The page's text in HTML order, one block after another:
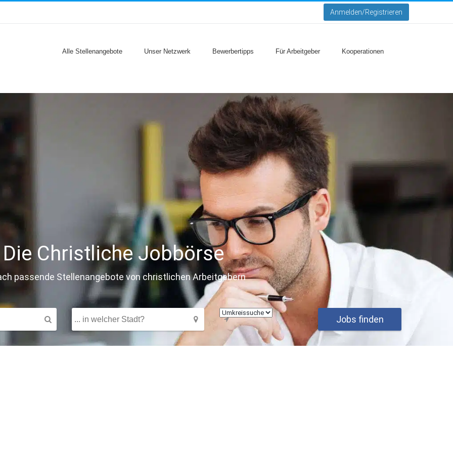
Anmelden/Registrieren
Alle Stellenangebote Unser Netzwerk Bewerbertipps Für Arbeitgeber Kooperationen
Die Christliche Jobbörse
passende Stellenangebote von christlichen Arbeitgebern
Jobs finden